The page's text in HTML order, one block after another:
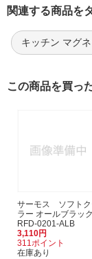
関連する商品を
キッチン マグネ
この商品を買っ
サーモス ソフトク
ラー オールブラック
RFD-0201-ALB
3,110円
311ポイント
在庫あり